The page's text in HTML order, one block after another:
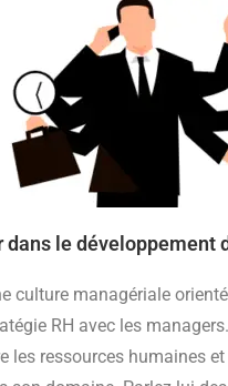
le développement
culture managériale
RH avec les
les ressources humaines